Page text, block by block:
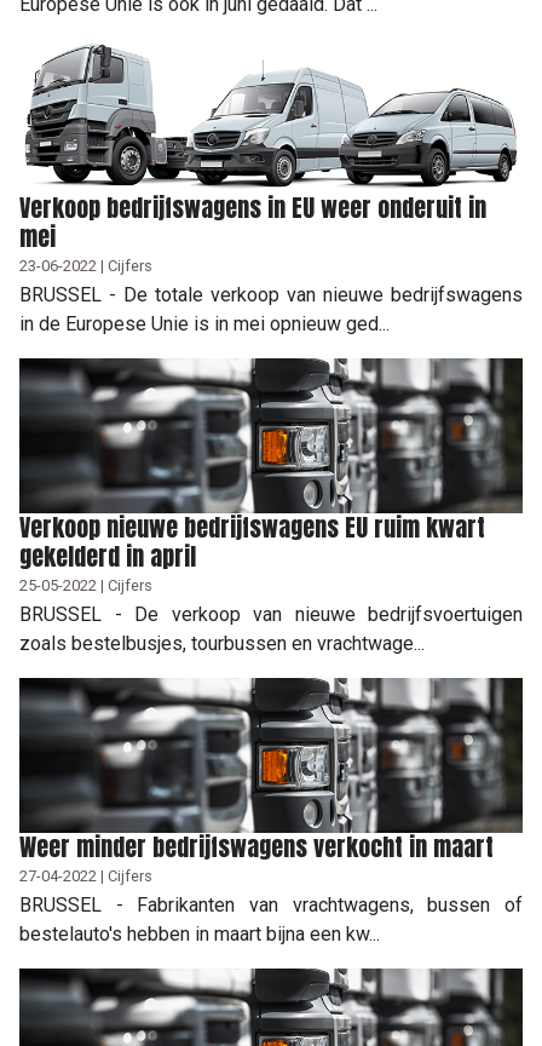
Verkoop bedrijfswagens in EU weer onderuit in
mei
23-06-2022 | Cijfers
BRUSSEL - De totale verkoop van nieuwe bedrijfswagens
in de Europese Unie is in mei opnieuw ged...
Verkoop nieuwe bedrijfswagens EU ruim kwart
gekelderd in april
25-05-2022 | Cijfers
BRUSSEL - De verkoop van nieuwe bedrijfsvoertuigen
zoals bestelbusjes, tourbussen en vrachtwage...
Weer minder bedrijfswagens verkocht in maart
27-04-2022 | Cijfers
BRUSSEL - Fabrikanten van vrachtwagens, bussen of
bestelauto's hebben in maart bijna een kw...